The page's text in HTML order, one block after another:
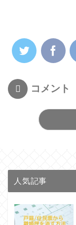
コメント
人気記事